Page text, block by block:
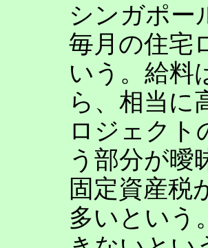
シンガポー
毎月の住宅
いう。給料
ら、相当に
ロジェクト
う部分が曖
固定資産税
多いという